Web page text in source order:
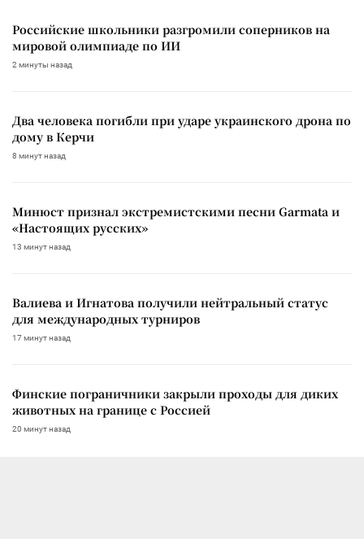
Российские школьники разгромили соперников на
мировой олимпиаде по ИИ
2 минуты назад
Два человека погибли при ударе украинского дрона по
дому в Керчи
8 минут назад
Минюст признал экстремистскими песни Garmata и
«Настоящих русских»
13 минут назад
Валиева и Игнатова получили нейтральный статус
для международных турниров
17 минут назад
Финские пограничники закрыли проходы для диких
животных на границе с Россией
20 минут назад